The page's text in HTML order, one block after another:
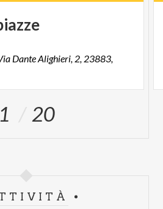
Dante Alighieri, 2, 23883,
1 20